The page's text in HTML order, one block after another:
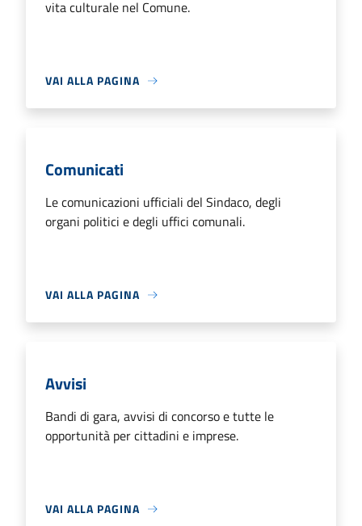
vita culturale nel Comune.
VAI ALLA PAGINA
Comunicati
Le comunicazioni ufficiali del Sindaco, degli
organi politici e degli uffici comunali.
VAI ALLA PAGINA
Avvisi
Bandi di gara, avvisi di concorso e tutte le
opportunità per cittadini e imprese.
VAI ALLA PAGINA